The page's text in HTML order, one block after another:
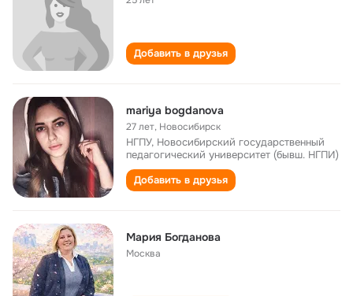
Добавить в друзья
mariya bogdanova
27 лет, Новосибирск
НГПУ, Новосибирский государственный
педагогический университет (бывш. НГПИ)
Добавить в друзья
Мария Богданова
Москва